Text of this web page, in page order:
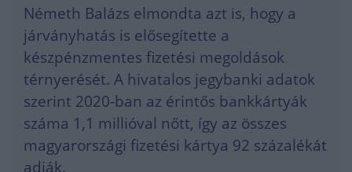
Németh Balázs elmondta azt is, hogy a
járványhatás is elősegítette a
készpénzmentes fizetési megoldások
térnyerését. A hivatalos jegybanki adatok
szerint 2020-ban az érintős bankkártyák
száma 1,1 millióval nőtt, így az összes
magyarországi fizetési kártya 92 százalékát
adják.